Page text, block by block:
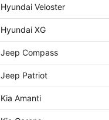
Hyundai Veloster
Hyundai XG
Jeep Compass
Jeep Patriot
Kia Amanti